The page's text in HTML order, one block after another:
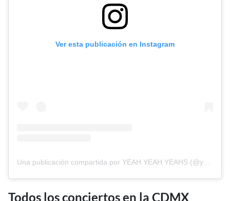
Ver esta publicación en Instagram
Una publicación compartida por YEAH YEAH YEAHS (@yeahyeahyeahs)
Todos los conciertos en la CDMX